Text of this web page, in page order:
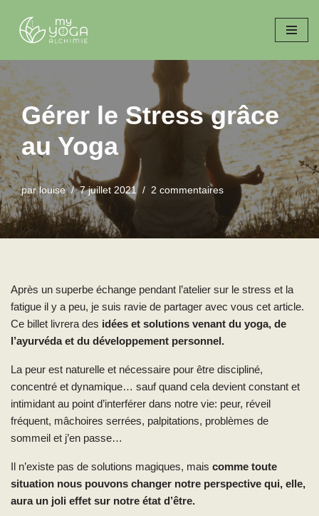
l
r
a
u
c
o
n
t
e
Gérer le Stress grâce
au Yoga
parlouise 7 juillet 2021 2 commentaires
Après un superbe échange pendant l’atelier sur le stress et la
fatigue il y a peu, je suis ravie de partager avec vous cet article.
Ce billet livrera des idées et solutions venant du yoga, de
l’ayurvéda et du développement personnel.
La peur est naturelle et nécessaire pour être discipliné,
concentré et dynamique… sauf quand cela devient constant et
intimidant au point d’interférer dans notre vie: peur, réveil
fréquent, mâchoires serrées, palpitations, problèmes de
sommeil et j’en passe…
Il n’existe pas de solutions magiques, mais comme toute
situation nous pouvons changer notre perspective qui, elle,
aura un joli effet sur notre état d’être.